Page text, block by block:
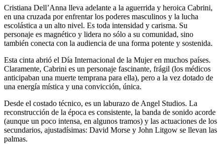
Cristiana Dell’Anna lleva adelante a la aguerrida y heroica Cabrini,
en una cruzada por enfrentar los poderes masculinos y la lucha
escolástica a un alto nivel. Es toda intensidad y carisma. Su
personaje es magnético y lidera no sólo a su comunidad, sino
también conecta con la audiencia de una forma potente y sostenida.
Esta cinta abrió el Día Internacional de la Mujer en muchos países.
Claramente, Cabrini es un personaje fascinante, frágil (los médicos
anticipaban una muerte temprana para ella), pero a la vez dotado de
una energía mística y una convicción, única.
Desde el costado técnico, es un laburazo de Angel Studios. La
reconstrucción de la época es consistente, la banda de sonido acorde
(aunque un poco intensa, en algunos tramos) y las actuaciones de los
secundarios, ajustadísimas: David Morse y John Litgow se llevan las
palmas.